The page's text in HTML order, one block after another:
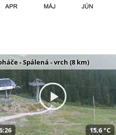
- Spálená - vrch (8 km)
15,6 °C